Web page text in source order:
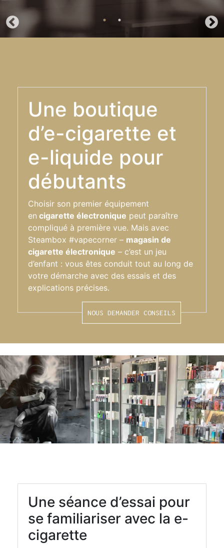
Une boutique
d’e-cigarette et
e-liquide pour
débutants
Choisir son premier équipement
en cigarette électronique peut paraître
compliqué à première vue. Mais avec
Steambox #vapecorner – magasin de
cigarette électronique – c’est un jeu
d’enfant : vous êtes conduit tout au long de
votre démarche avec des essais et des
explications précises.
NOUS DEMANDER CONSEILS
Une séance d’essai pour
se familiariser avec la e-
cigarette